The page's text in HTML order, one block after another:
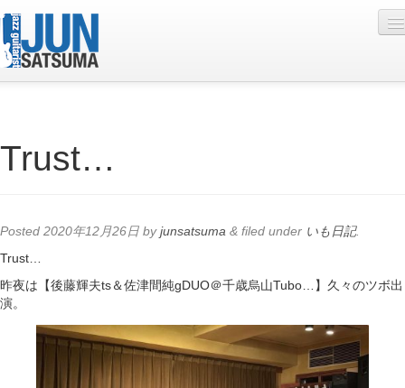
Live Schedule
Photo
Contact
YouTube
Trust…
Posted 2020年12月26日 byjunsatsuma & filed under いも日記.
Trust…
昨夜は【後藤輝夫ts＆佐津間純gDUO＠千歳烏山Tubo…】久々のツボ出
演。